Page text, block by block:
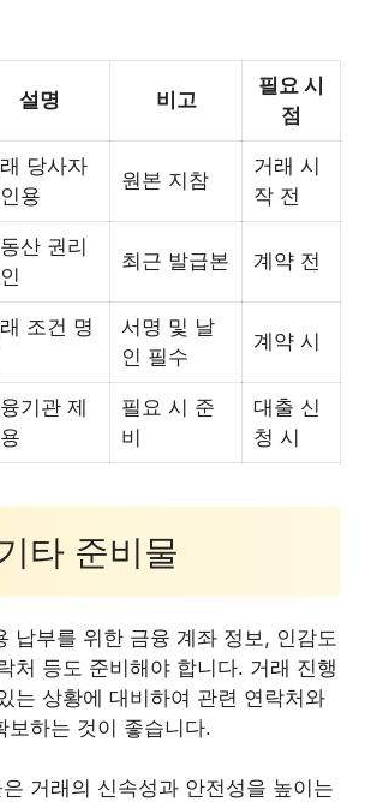
설명 비고
필요 시
점
당사자
용
원본 지참
거래 시
작 전
산 권리
최근 발급본 계약 전
조건 명
서명 및 날
인 필수
계약 시
기관 제
필요 시 준
비
대출 신
청 시
타 준비물
납부를 위한 금융 계좌 정보, 인감도
처 등도 준비해야 합니다. 거래 진행
는 상황에 대비하여 관련 연락처와
보하는 것이 좋습니다.
거래의 신속성과 안전성을 높이는